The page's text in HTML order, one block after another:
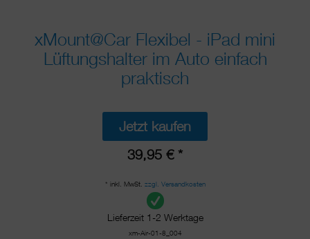
xMount@Car Flexibel - iPad mini
Lüftungshalter im Auto einfach
praktisch
Jetzt kaufen
39,95 € *
* inkl. MwSt. zzgl. Versandkosten
Lieferzeit 1-2 Werktage
xm-Air-01-8_004